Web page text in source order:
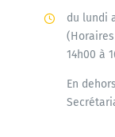
du lundi
14h00 à
En